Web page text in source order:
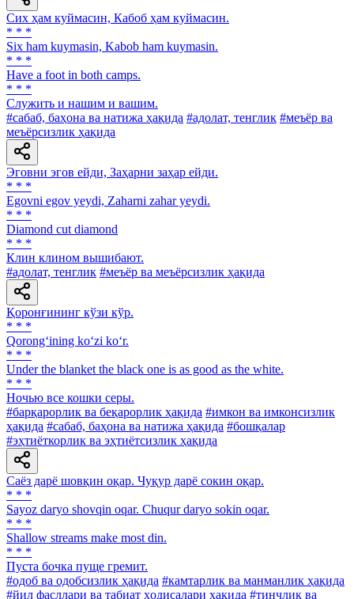
Сих ҳам куймасин, Кабоб ҳам куймасин.
* * *
Six ham kuymasin, Kabob ham kuymasin.
* * *
Have a foot in both camps.
* * *
Служить и нашим и вашим.
#сабаб, баҳона ва натижа ҳақида #адолат, тенглик #меъёр ва
меъёрсизлик ҳақида
Эговни эгов ейди, Заҳарни заҳар ейди.
* * *
Egovni egov yeydi, Zaharni zahar yeydi.
* * *
Diamond cut diamond
* * *
Клин клином вышибают.
#адолат, тенглик #меъёр ва меъёрсизлик ҳақида
Қоронғининг кўзи кўр.
* * *
Qorong‘ining ko‘zi ko‘r.
* * *
Under the blanket the black one is as good as the white.
* * *
Ночью все кошки серы.
#барқарорлик ва беқарорлик ҳақида #имкон ва имконсизлик
ҳақида #сабаб, баҳона ва натижа ҳақида #бошқалар
#эҳтиёткорлик ва эҳтиётсизлик ҳақида
Саёз дарё шовқин оқар. Чуқур дарё сокин оқар.
* * *
Sayoz daryo shovqin oqar. Chuqur daryo sokin oqar.
* * *
Shallow streams make most din.
* * *
Пуста бочка пуще гремит.
#одоб ва одобсизлик ҳақида #камтарлик ва манманлик ҳақида
#йил фасллари ва табиат ҳодисалари ҳақида #тинчлик ва